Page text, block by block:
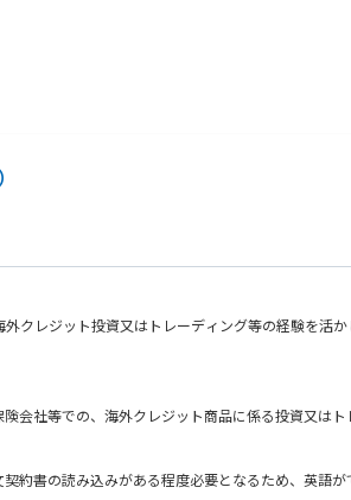
クレジット投資又はトレーディング等の経験を活
会社等での、海外クレジット商品に係る投資又はト
約書の読み込みがある程度必要となるため、英語が